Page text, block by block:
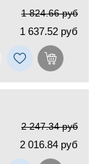
1 824.66 руб
1 637.52 руб
2 247.34 руб
2 016.84 руб